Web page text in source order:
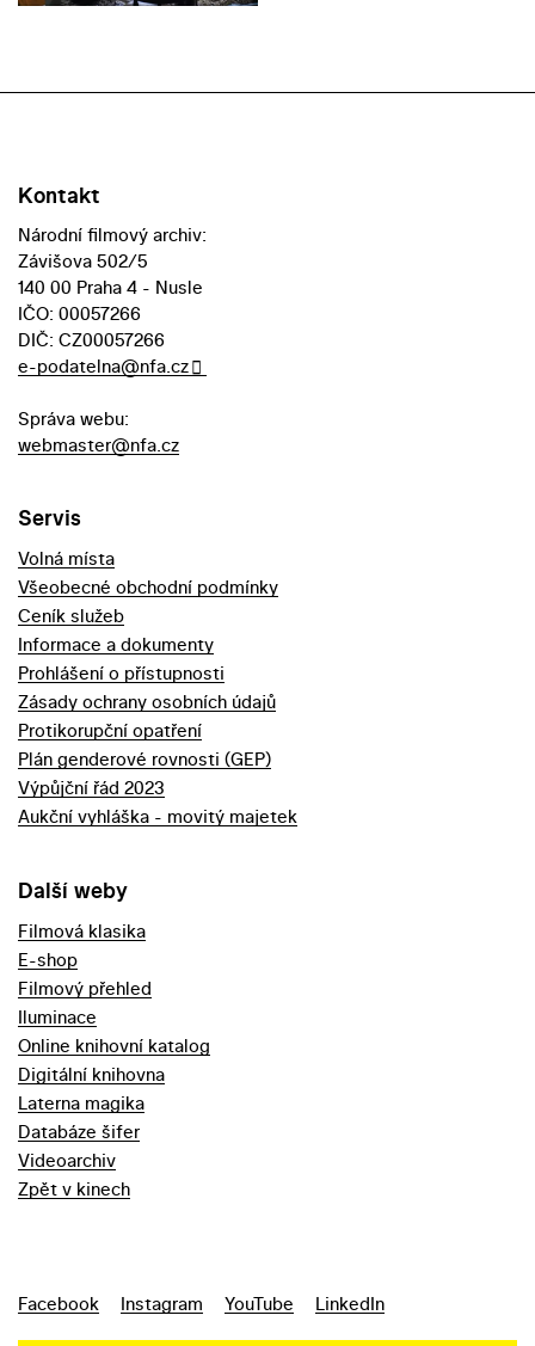
Kontakt
Národní filmový archiv:
Závišova 502/5
140 00 Praha 4 - Nusle
IČO: 00057266
DIČ: CZ00057266
e-podatelna@nfa.cz
Správa webu:
webmaster@nfa.cz
Servis
Volná místa
Všeobecné obchodní podmínky
Ceník služeb
Informace a dokumenty
Prohlášení o přístupnosti
Zásady ochrany osobních údajů
Protikorupční opatření
Plán genderové rovnosti (GEP)
Výpůjční řád 2023
Aukční vyhláška - movitý majetek
Další weby
Filmová klasika
E-shop
Filmový přehled
Iluminace
Online knihovní katalog
Digitální knihovna
Laterna magika
Databáze šifer
Videoarchiv
Zpět v kinech
Facebook Instagram YouTube LinkedIn